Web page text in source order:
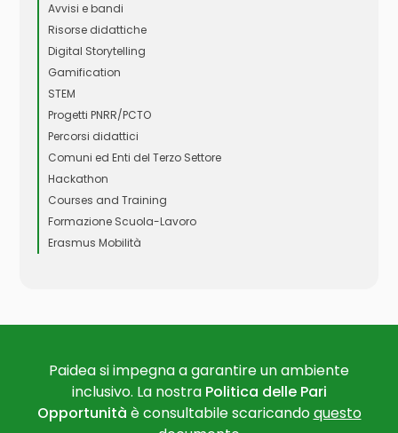
Avvisi e bandi
Risorse didattiche
Digital Storytelling
Gamification
STEM
Progetti PNRR/PCTO
Percorsi didattici
Comuni ed Enti del Terzo Settore
Hackathon
Courses and Training
Formazione Scuola-Lavoro
Erasmus Mobilità
Paidea si impegna a garantire un ambiente
inclusivo. La nostra Politica delle Pari
Opportunità è consultabile scaricandoquesto